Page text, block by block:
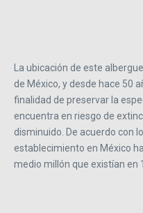
La ubicación de este
de México, y desde hace 50
finalidad de preservar la
encuentra en riesgo de
disminuido. De acuerdo con
establecimiento en México
medio millón que existían en